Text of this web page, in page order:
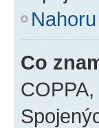
Nahoru
Co